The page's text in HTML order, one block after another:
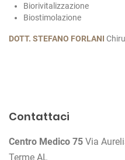
Biorivitalizzazione
Biostimolazione
DOTT. STEFANO FORLANI
v
g
Contattaci
Centro Medico 75 Via
Terme AL